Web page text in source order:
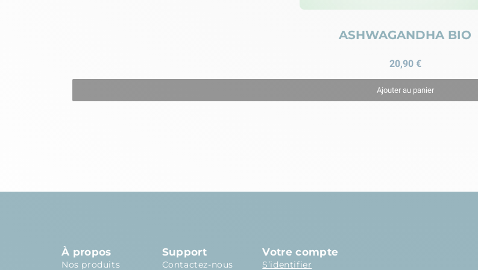
ASHWAGANDHA BIO
20,90 €
Ajouter au panier
À propos
Nos produits
Support
Contactez-nous
Votre compte
S’identifier